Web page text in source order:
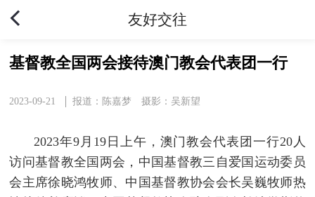
友好交往
基督教全国两会接待澳门教会代表团一行
2023-09-21 报道：陈嘉梦 摄影：吴新望
2023年9月19日上午，澳门教会代表团一行20人
访问基督教全国两会，中国基督教三自爱国运动委员
会主席徐晓鸿牧师、中国基督教协会会长吴巍牧师热